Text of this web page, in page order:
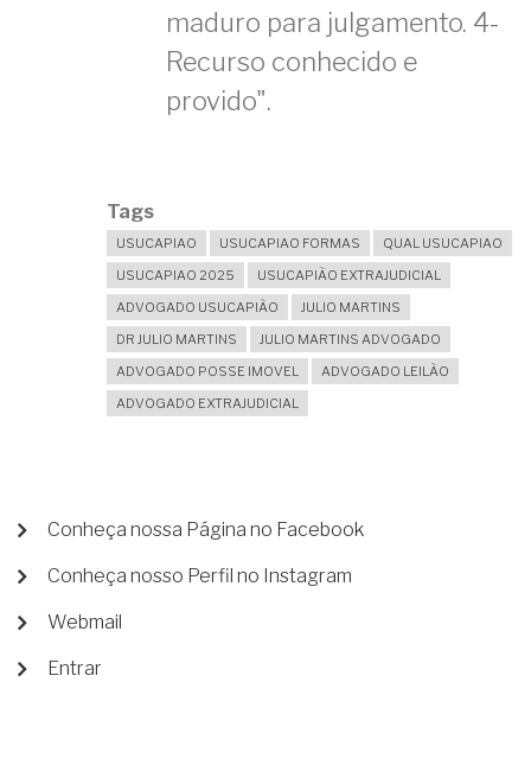
maduro para julgamento. 4-
Recurso conhecido e
provido".
Tags
USUCAPIAO USUCAPIAO FORMAS
QUAL USUCAPIAO
USUCAPIAO 2025
USUCAPIÃO EXTRAJUDICIAL
ADVOGADO USUCAPIÃO
JULIO MARTINS
DR JULIO MARTINS
JULIO MARTINS ADVOGADO
ADVOGADO POSSE IMOVEL
ADVOGADO LEILÃO
ADVOGADO EXTRAJUDICIAL
MENU
CONTA
DE
Conheça nossa Página no Facebook
Conheça nosso Perfil no Instagram
Webmail
Entrar